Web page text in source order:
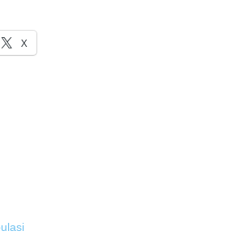
X